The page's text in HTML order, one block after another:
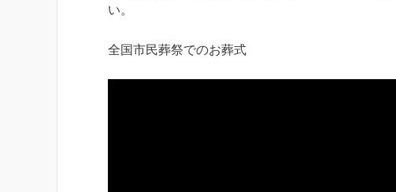
い。
全国市民葬祭でのお葬式